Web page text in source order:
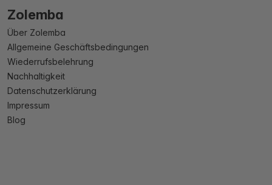
Zolemba
Über Zolemba
Allgemeine Geschäftsbedingungen
Wiederrufsbelehrung
Nachhaltigkeit
Datenschutzerklärung
Impressum
Blog